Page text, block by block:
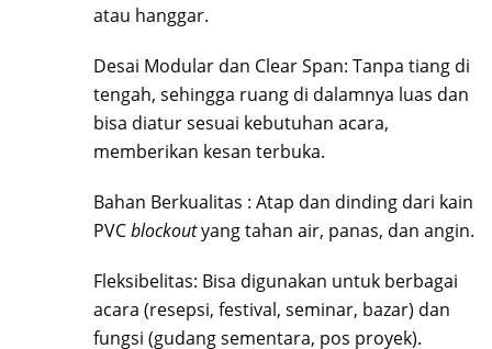
atau hanggar.
Desai Modular dan Clear Span: Tanpa tiang di
tengah, sehingga ruang di dalamnya luas dan
bisa diatur sesuai kebutuhan acara,
memberikan kesan terbuka.
Bahan Berkualitas : Atap dan dinding dari kain
PVCblockoutyang tahan air, panas, dan angin.
Fleksibelitas: Bisa digunakan untuk berbagai
acara (resepsi, festival, seminar, bazar) dan
fungsi (gudang sementara, pos proyek).